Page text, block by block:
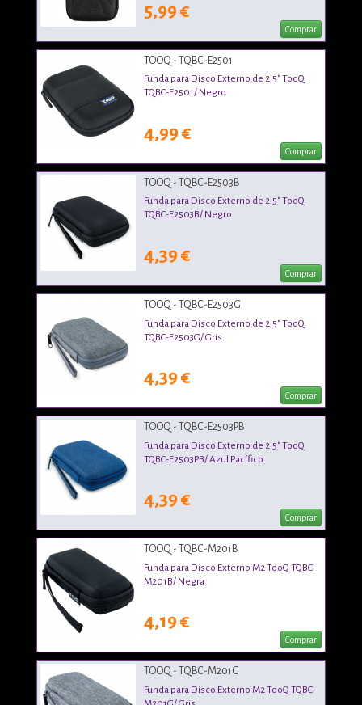
5,99 €
Comprar
TOOQ - TQBC-E2501
Funda para Disco Externo de 2.5" TooQ
TQBC-E2501/ Negro
4,99 €
Comprar
TOOQ - TQBC-E2503B
Funda para Disco Externo de 2.5" TooQ
TQBC-E2503B/ Negro
4,39 €
Comprar
TOOQ - TQBC-E2503G
Funda para Disco Externo de 2.5" TooQ
TQBC-E2503G/ Gris
4,39 €
Comprar
TOOQ - TQBC-E2503PB
Funda para Disco Externo de 2.5" TooQ
TQBC-E2503PB/ Azul Pacífico
4,39 €
Comprar
TOOQ - TQBC-M201B
Funda para Disco Externo M2 TooQ TQBC-
M201B/ Negra
4,19 €
Comprar
TOOQ - TQBC-M201G
Funda para Disco Externo M2 TooQ TQBC-